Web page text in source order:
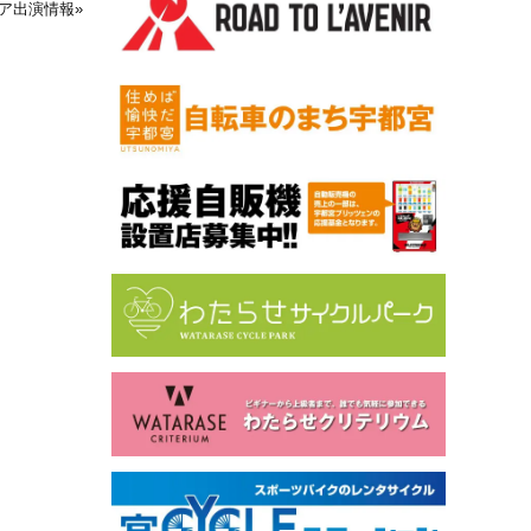
出演情報»